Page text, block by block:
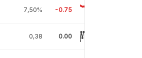
7,50% -0.75
0,38 0.00